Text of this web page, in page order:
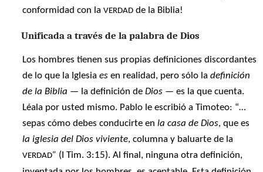
conformidad con laVERDAD de la Biblia!
Unificada a través de la palabra de Dios
Los hombres tienen sus propias definiciones discordantes
de lo que la Iglesiaes en realidad, pero sólo ladefinición
de la Biblia — la definición deDios — es la que cuenta.
Léala por usted mismo. Pablo le escribió a Timoteo: “…
sepas cómo debes conducirte enla casa de Dios, que es
la iglesia del Dios viviente, columna y baluarte de la
VERDAD” (I Tim. 3:15). Al final, ninguna otra definición,